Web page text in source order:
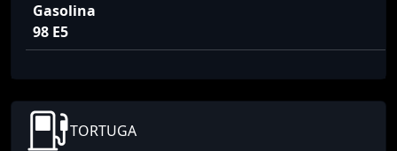
Gasolina
98 E5
TORTUGA